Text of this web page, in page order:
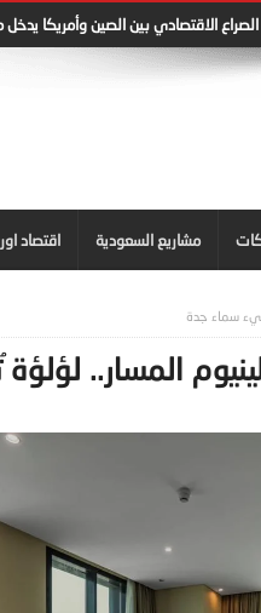
الصراع الاقتصادي بين الصين وأمريكا
مشاريع السعودية اقتصاد
سماء جدة
المسار..